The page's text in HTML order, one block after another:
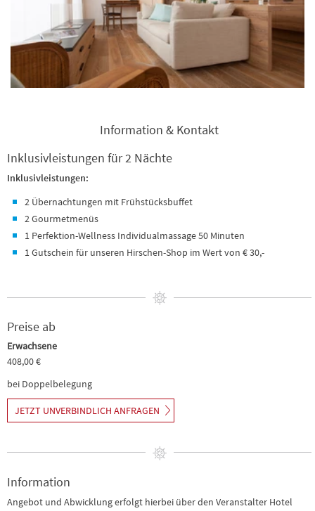
Information & Kontakt
Inklusivleistungen für 2 Nächte
Inklusivleistungen:
2 Übernachtungen mit Frühstücksbuffet
2 Gourmetmenüs
1 Perfektion-Wellness Individualmassage 50 Minuten
1 Gutschein für unseren Hirschen-Shop im Wert von € 30,-
Preise ab
Erwachsene
408,00 €
bei Doppelbelegung
JETZT UNVERBINDLICH ANFRAGEN
Information
Angebot und Abwicklung erfolgt hierbei über den Veranstalter Hotel